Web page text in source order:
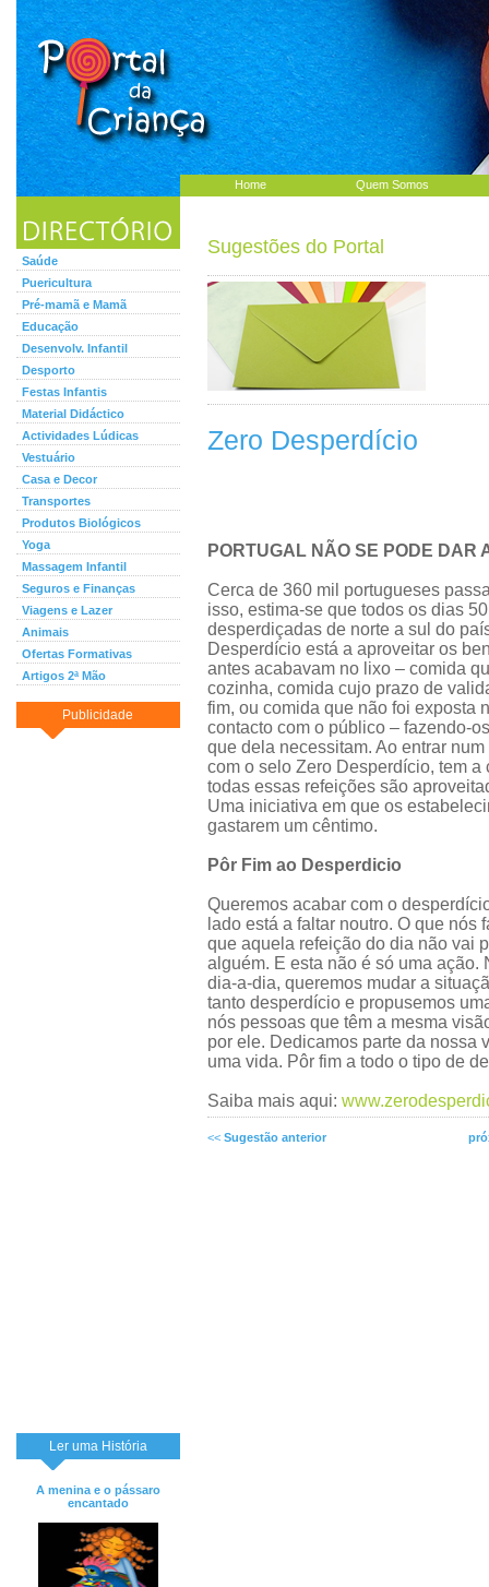
Home Quem Somos
Saúde
Puericultura
Pré-mamã e Mamã
Educação
Desenvolv. Infantil
Desporto
Festas Infantis
Material Didáctico
Actividades Lúdicas
Vestuário
Casa e Decor
Transportes
Produtos Biológicos
Yoga
Massagem Infantil
Seguros e Finanças
Viagens e Lazer
Animais
Ofertas Formativas
Artigos 2ª Mão
Publicidade
Ler uma História
A menina e o pássaro
encantado
Sugestões do Portal
Zero Desperdício
PORTUGAL NÃO SE PODE DAR
Cerca de 360 mil portugueses
isso, estima-se que todos os dias
desperdiçadas de norte a sul do
Desperdício está a aproveitar os
antes acabavam no lixo – comida
cozinha, comida cujo prazo de
fim, ou comida que não foi exposta
contacto com o público – fazendo-
que dela necessitam. Ao entrar
com o selo Zero Desperdício, tem a
todas essas refeições são
Uma iniciativa em que os
gastarem um cêntimo.
Pôr Fim ao Desperdicio
Queremos acabar com o
lado está a faltar noutro. O que
que aquela refeição do dia não vai
alguém. E esta não é só uma
dia-a-dia, queremos mudar a
tanto desperdício e propusemos
nós pessoas que têm a mesma
por ele. Dedicamos parte da nossa
uma vida. Pôr fim a todo o tipo de
Saiba mais aqui:
<< Sugestão anterior